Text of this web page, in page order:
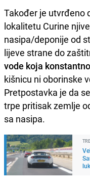
Također je utvrđeno
lokalitetu Curine
nasipa/deponije od
lijeve strane do
vode koja
kišnicu ni oborinske
Pretpostavka je da
trpe pritisak zemlje
sa nasipa.